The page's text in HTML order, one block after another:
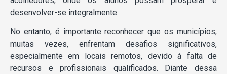
desenvolver-se integralmente.
No entanto, é importante reconhecer que os municípios,
muitas vezes, enfrentam desafios significativos,
especialmente em locais remotos, devido à falta de
recursos e profissionais qualificados. Diante dessa